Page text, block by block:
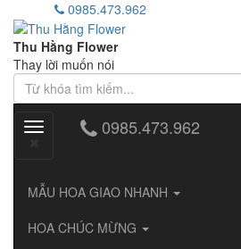
0985.473.962
Thu Hằng Flower
Thay lời muốn nói
Toggle
0985.473.962
MẪU HOA GIAO NHANH
HOA CHÚC MỪNG